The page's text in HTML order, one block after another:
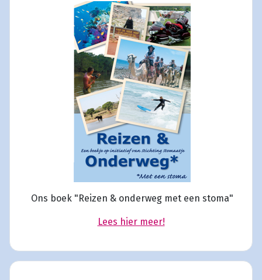
Ons boek "Reizen & onderweg met een stoma"
Lees hier meer!